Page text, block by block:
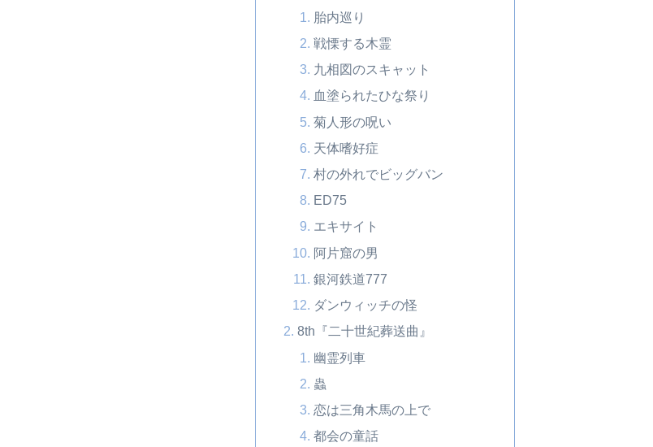
胎内巡り
戦慄する木霊
九相図のスキャット
血塗られたひな祭り
菊人形の呪い
天体嗜好症
村の外れでビッグバン
ED75
エキサイト
阿片窟の男
銀河鉄道777
ダンウィッチの怪
8th『二十世紀葬送曲』
幽霊列車
蟲
恋は三角木馬の上で
都会の童話